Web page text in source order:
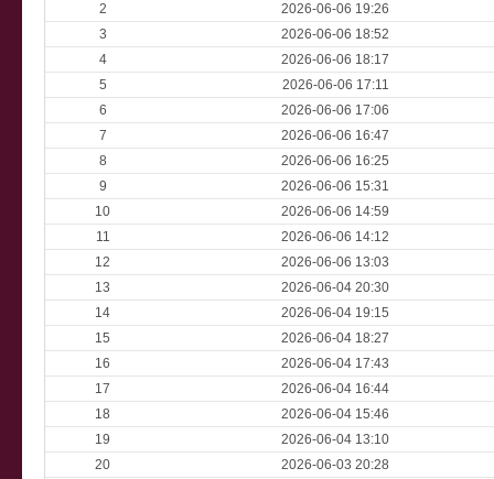
2
2026-06-06 19:26
3
2026-06-06 18:52
4
2026-06-06 18:17
5
2026-06-06 17:11
6
2026-06-06 17:06
7
2026-06-06 16:47
8
2026-06-06 16:25
9
2026-06-06 15:31
10
2026-06-06 14:59
11
2026-06-06 14:12
12
2026-06-06 13:03
13
2026-06-04 20:30
14
2026-06-04 19:15
15
2026-06-04 18:27
16
2026-06-04 17:43
17
2026-06-04 16:44
18
2026-06-04 15:46
19
2026-06-04 13:10
20
2026-06-03 20:28